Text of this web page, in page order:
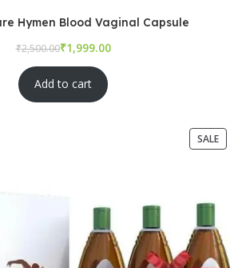
Hymen Blood Vaginal Capsule
₹
₹
Add to cart
SALE